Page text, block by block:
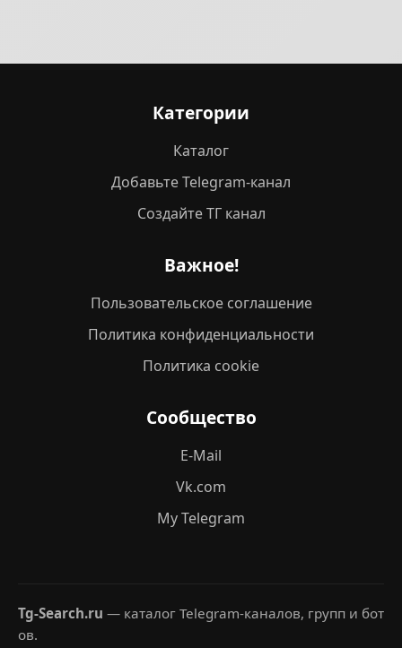
Категории
Каталог
Добавьте Telegram-канал
Создайте ТГ канал
Важное!
Пользовательское соглашение
Политика конфиденциальности
Политика cookie
Сообщество
E-Mail
Vk.com
My Telegram
Tg-Search.ru — каталог Telegram-каналов, групп и бот
ов.